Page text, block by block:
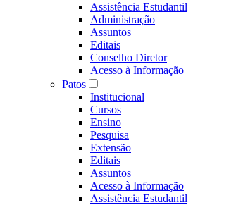
Assistência Estudantil
Administração
Assuntos
Editais
Conselho Diretor
Acesso à Informação
Patos
Institucional
Cursos
Ensino
Pesquisa
Extensão
Editais
Assuntos
Acesso à Informação
Assistência Estudantil